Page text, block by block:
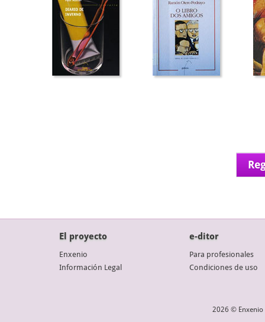
El proyecto
Enxenio
Información Legal
e-ditor
Para profesionales
Condiciones de uso
2026 © Enxenio